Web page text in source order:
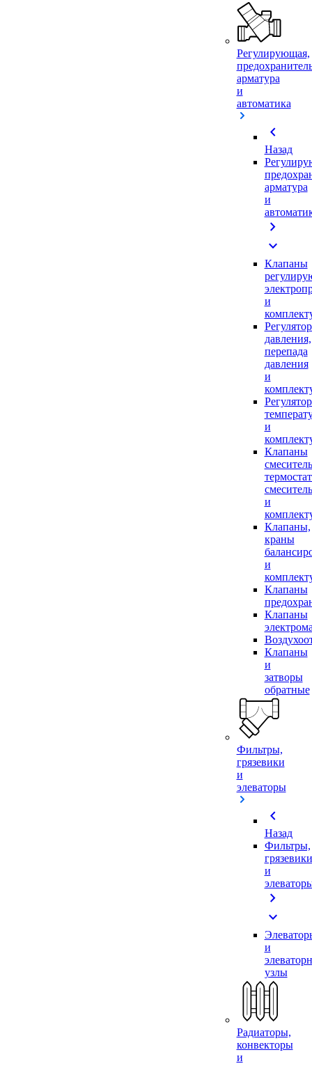
Регулирующая,
арматура
и
автоматика
chevron_left
Назад
арматура
и
chevron_right
expand_more
Клапаны
и
давления,
перепада
давления
и
и
Клапаны
и
Клапаны,
краны
и
Клапаны
Клапаны
Клапаны
и
затворы
обратные
Фильтры,
грязевики
и
элеваторы
chevron_left
Назад
Фильтры,
грязевики
и
chevron_right
expand_more
и
узлы
Радиаторы,
конвекторы
и